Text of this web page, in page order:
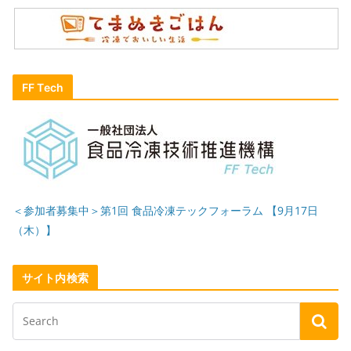
FF Tech
＜参加者募集中＞第1回 食品冷凍テックフォーラム 【9月17日
（木）】
サイト内検索